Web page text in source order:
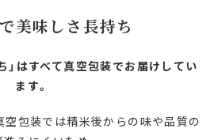
美味しさ長持ち
」はすべて真空包装でお届けしてい
ます。
空包装では精米後からの味や品質の